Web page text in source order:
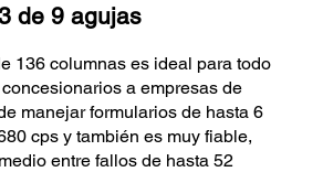
de 9 agujas
136 columnas es ideal para todo
a empresas de
manejar formularios de hasta 6
cps y también es muy fiable,
entre fallos de hasta 52